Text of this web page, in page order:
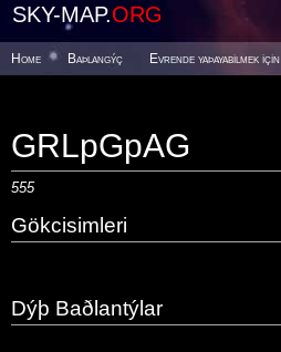
SKY-MAP.ORG
Home Baþlangýç Evrende yaþayabilmek için
GRLpGpAG
555
Gökcisimleri
Dýþ Baðlantýlar